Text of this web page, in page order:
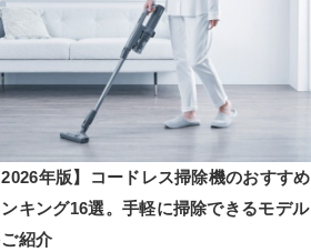
年版】コードレス掃除機のおすすめ
キング16選。手軽に掃除できるモデル
紹介